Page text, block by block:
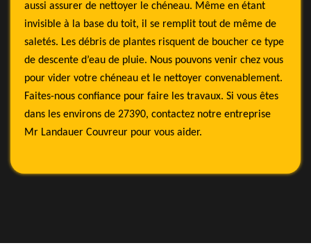
aussi assurer de nettoyer le chéneau. Même en étant
invisible à la base du toit, il se remplit tout de même de
saletés. Les débris de plantes risquent de boucher ce type
de descente d’eau de pluie. Nous pouvons venir chez vous
pour vider votre chéneau et le nettoyer convenablement.
Faites-nous confiance pour faire les travaux. Si vous êtes
dans les environs de 27390, contactez notre entreprise
Mr Landauer Couvreur pour vous aider.